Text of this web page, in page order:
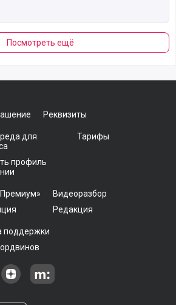
Посмотреть ещё
Реквизиты
для
Тарифы
профиль
Видеоразбор
Редакция
поддержки
на Одноклассники[
группа в Telegram
наш профиль на Дзен
Наш аккаунт на Мегасреде